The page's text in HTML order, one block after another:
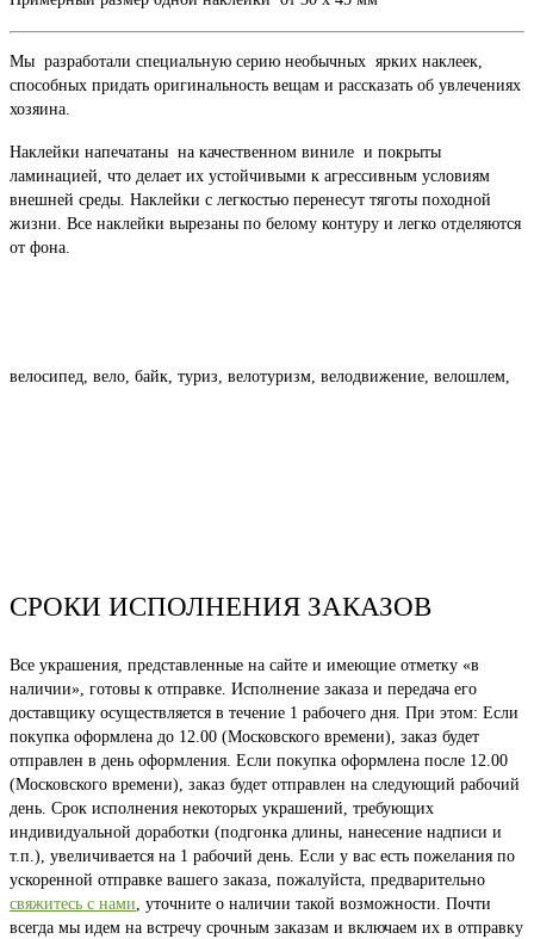
Мы разработали специальную серию необычных ярких наклеек,
способных придать оригинальность вещам и рассказать об увлечениях
хозяина.
Наклейки напечатаны на качественном виниле и покрыты
ламинацией, что делает их устойчивыми к агрессивным условиям
внешней среды. Наклейки с легкостью перенесут тяготы походной
жизни. Все наклейки вырезаны по белому контуру и легко отделяются
от фона.
велосипед, вело, байк, туриз, велотуризм, велодвижение, велошлем,
СРОКИ ИСПОЛНЕНИЯ ЗАКАЗОВ
Все украшения, представленные на сайте и имеющие отметку «в
наличии», готовы к отправке. Исполнение заказа и передача его
доставщику осуществляется в течение 1 рабочего дня. При этом: Если
покупка оформлена до 12.00 (Московского времени), заказ будет
отправлен в день оформления. Если покупка оформлена после 12.00
(Московского времени), заказ будет отправлен на следующий рабочий
день. Срок исполнения некоторых украшений, требующих
индивидуальной доработки (подгонка длины, нанесение надписи и
т.п.), увеличивается на 1 рабочий день. Если у вас есть пожелания по
ускоренной отправке вашего заказа, пожалуйста, предварительно
свяжитесь с нами, уточните о наличии такой возможности. Почти
всегда мы идем на встречу срочным заказам и включаем их в отправку